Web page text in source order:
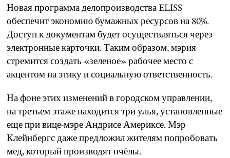
Новая программа делопроизводства ELISS
обеспечит экономию бумажных ресурсов на 80%.
Доступ к документам будет осуществляться через
электронные карточки. Таким образом, мэрия
стремится создать «зеленое» рабочее место с
акцентом на этику и социальную ответственность.
На фоне этих изменений в городском управлении,
на третьем этаже находится три улья, установленные
еще при вице-мэре Андрисе Америксе. Мэр
Клейнбергс даже предложил жителям попробовать
мед, который производят пчёлы.